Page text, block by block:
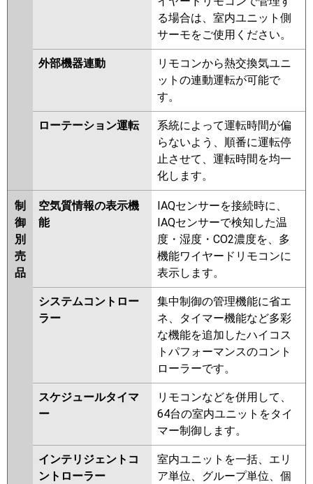
る場合は、室内ユニット側
サーモをご使用ください。
外部機器連動
リモコンから熱交換気ユニ
ットの連動運転が可能で
す。
ローテーション運転
系統によって運転時間が偏
らないよう、順番に運転停
止させて、運転時間を均一
化します。
制
御
別
売
品
空気質情報の表示機
能
IAQセンサーを接続時に、
IAQセンサーで検知した温
度・湿度・CO2濃度を、多
機能ワイヤードリモコンに
表示します。
システムコントロー
ラー
集中制御の管理機能に省エ
ネ、タイマー機能など多彩
な機能を追加したハイコス
トパフォーマンスのコント
ローラーです。
スケジュールタイマ
ー
リモコンなどを併用して、
64台の室内ユニットをタイ
マー制御します。
インテリジェントコ
ントローラー
室内ユニットを一括、エリ
ア単位、グループ単位、個